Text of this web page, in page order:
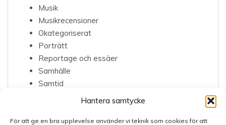
Hantera samtycke
För att ge en bra upplevelse använder vi teknik som cookies för att
Musik
Musikrecensioner
Okategoriserat
Porträtt
Reportage och essäer
Samhälle
Samtid